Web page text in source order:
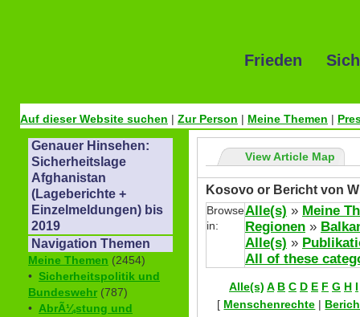
Frieden
Auf dieser Website suchen | Zur Person | Meine Themen |
Genauer Hinsehen:
Sicherheitslage
Afghanistan
(Lageberichte +
Einzelmeldungen) bis
2019
Navigation Themen
Meine Themen (2454)
• Sicherheitspolitik und
Bundeswehr (787)
• AbrÃ¼stung und
View Article Map
Kosovo or Bericht von
Browse
in:
Alle(s) » Meine
Regionen »
Alle(s) »
All of these
Alle(s) A B C D E F G H I
[ Menschenrechte |